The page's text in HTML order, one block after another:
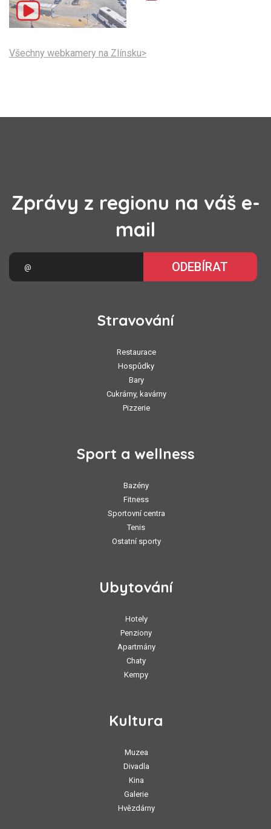
Všechny webkamery na Zlínsku>
Zprávy z regionu na váš e-
mail
ODEBÍRAT
Stravování
Restaurace
Hospůdky
Bary
Cukrárny, kavárny
Pizzerie
Sport a wellness
Bazény
Fitness
Sportovní centra
Tenis
Ostatní sporty
Ubytování
Hotely
Penziony
Apartmány
Chaty
Kempy
Kultura
Muzea
Divadla
Kina
Galerie
Hvězdárny